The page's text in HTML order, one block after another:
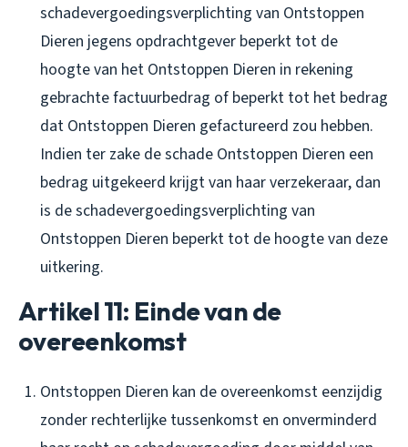
schadevergoedingsverplichting van Ontstoppen
Dieren jegens opdrachtgever beperkt tot de
hoogte van het Ontstoppen Dieren in rekening
gebrachte factuurbedrag of beperkt tot het bedrag
dat Ontstoppen Dieren gefactureerd zou hebben.
Indien ter zake de schade Ontstoppen Dieren een
bedrag uitgekeerd krijgt van haar verzekeraar, dan
is de schadevergoedingsverplichting van
Ontstoppen Dieren beperkt tot de hoogte van deze
uitkering.
Artikel 11: Einde van de
overeenkomst
Ontstoppen Dieren kan de overeenkomst eenzijdig
zonder rechterlijke tussenkomst en onverminderd